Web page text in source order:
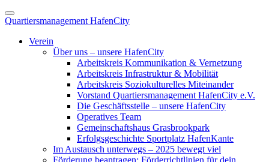
Quartiersmanagement HafenCity
Verein
Über uns – unsere HafenCity
Arbeitskreis Kommunikation & Vernetzung
Arbeitskreis Infrastruktur & Mobilität
Arbeitskreis Soziokulturelles Miteinander
Vorstand Quartiersmanagement HafenCity e.V.
Die Geschäftsstelle – unsere HafenCity
Operatives Team
Gemeinschaftshaus Grasbrookpark
Erfolgsgeschichte Sportplatz HafenKante
Im Austausch unterwegs – 2025 bewegt viel
Förderung beantragen: Förderrichtlinien für dein